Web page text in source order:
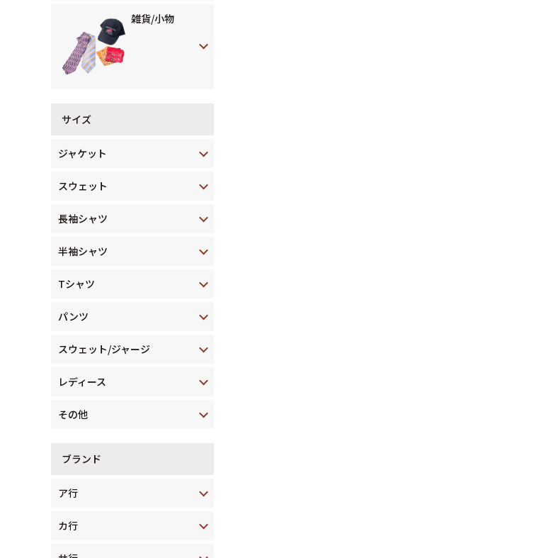
雑貨/小物
サイズ
ジャケット
スウェット
長袖シャツ
半袖シャツ
Tシャツ
パンツ
スウェット/ジャージ
レディース
その他
ブランド
ア行
カ行